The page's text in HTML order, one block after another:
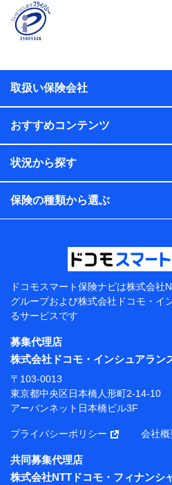
名、住所、生年月日、性別、
係、保険加入の目的、保険商
のお支払方法、車のメーカー
ル内容や送信履歴の情報及び
保険契約情報
当社または株式会社NTTドコ
プが取得し、又は保有する保
して、保険契約者及び被保険
日、性別、保険契約者と被保
的、保険商品の内容、保険料
のメーカーや走行距離などの
などの情報、ペットの種類や
提供当事者から受領当事者が
電子的・電磁的方法等
【共同して利用する者の範囲】
当社
株式会社NTTドコモ・フィナ
【利用目的】
当社または株式会社NTTドコ
プが提供する保険関連サービ
付および管理のため
当社または株式会社NTTドコ
携会社の保険その他に関する
維持管理等の委託業務遂行の
関連する当社または株式会社
ルグループおよび提携会社の
取扱い保険会社
おすすめコンテンツ
状況から探す
保険の種類から選ぶ
ドコモスマート保険ナビは株式会社
グループおよび株式会社ドコモ・イ
るサービスです
募集代理店
株式会社ドコモ・インシュアラン
〒103-0013
東京都中央区日本橋人形町2-14-10
アーバンネット日本橋ビル3F
プライバシーポリシー 会社概
共同募集代理店
株式会社NTTドコモ・フィナンシ